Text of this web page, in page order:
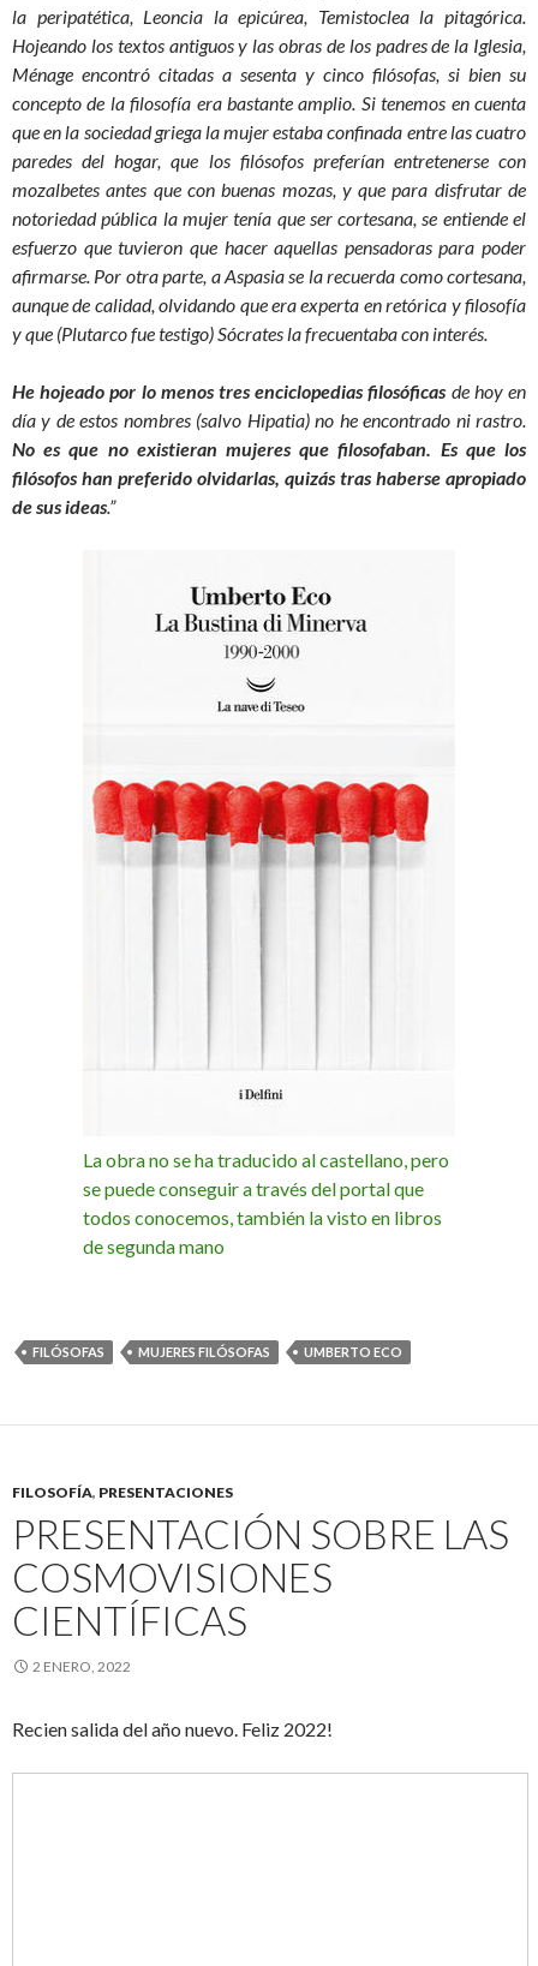
la peripatética, Leoncia la epicúrea, Temistoclea la pitagórica.
Hojeando los textos antiguos y las obras de los padres de la Iglesia,
Ménage encontró citadas a sesenta y cinco filósofas, si bien su
concepto de la filosofía era bastante amplio. Si tenemos en cuenta
que en la sociedad griega la mujer estaba confinada entre las cuatro
paredes del hogar, que los filósofos preferían entretenerse con
mozalbetes antes que con buenas mozas, y que para disfrutar de
notoriedad pública la mujer tenía que ser cortesana, se entiende el
esfuerzo que tuvieron que hacer aquellas pensadoras para poder
afirmarse. Por otra parte, a Aspasia se la recuerda como cortesana,
aunque de calidad, olvidando que era experta en retórica y filosofía
y que (Plutarco fue testigo) Sócrates la frecuentaba con interés.
He hojeado por lo menos tres enciclopedias filosóficas de hoy en
día y de estos nombres (salvo Hipatia) no he encontrado ni rastro.
No es que no existieran mujeres que filosofaban. Es que los
filósofos han preferido olvidarlas, quizás tras haberse apropiado
de sus ideas.”
La obra no se ha traducido al castellano, pero
se puede conseguir a través del portal que
todos conocemos, también la visto en libros
de segunda mano
FILÓSOFAS MUJERES FILÓSOFAS UMBERTO ECO
FILOSOFÍA, PRESENTACIONES
PRESENTACIÓN SOBRE LAS
COSMOVISIONES
CIENTÍFICAS
2 ENERO, 2022
Recien salida del año nuevo. Feliz 2022!